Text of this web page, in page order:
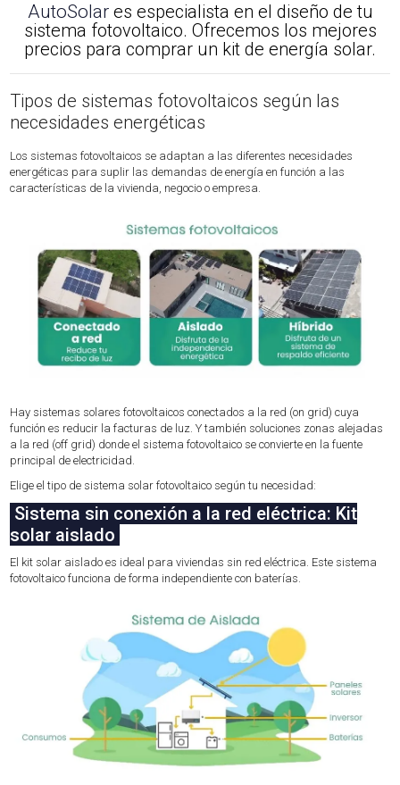
AutoSolares especialista en el diseño de tu
sistema fotovoltaico. Ofrecemos los mejores
precios para comprar un kit de energía solar.
Tipos de sistemas fotovoltaicos según las
necesidades energéticas
Los sistemas fotovoltaicos se adaptan a las diferentes necesidades
energéticas para suplir las demandas de energía en función a las
características de la vivienda, negocio o empresa.
Hay sistemas solares fotovoltaicos conectados a la red (on grid) cuya
función es reducir la facturas de luz. Y también soluciones zonas alejadas
a la red (off grid) donde el sistema fotovoltaico se convierte en la fuente
principal de electricidad.
Elige el tipo de sistema solar fotovoltaico según tu necesidad:
Sistema sin conexión a la red eléctrica: Kit
solar aislado
El kit solar aislado es ideal para viviendas sin red eléctrica. Este sistema
fotovoltaico funciona de forma independiente con baterías.